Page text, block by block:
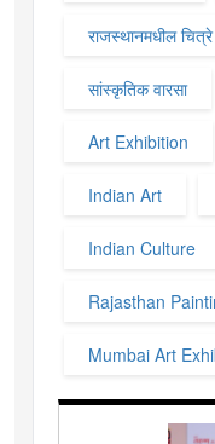
राजस्थानमधील चित्रे
सांस्कृतिक वारसा
Art Exhibition
Indian Art
Indian Culture
Rajasthan
Mumbai Art